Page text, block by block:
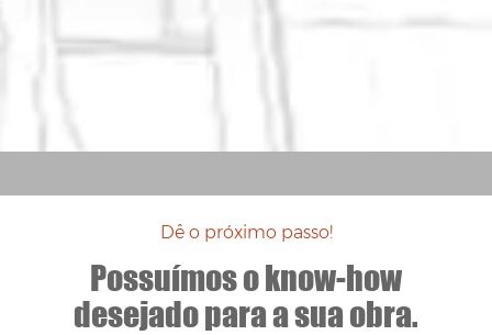
Dê o próximo passo!
Possuímos o know-how
desejado para a sua obra.